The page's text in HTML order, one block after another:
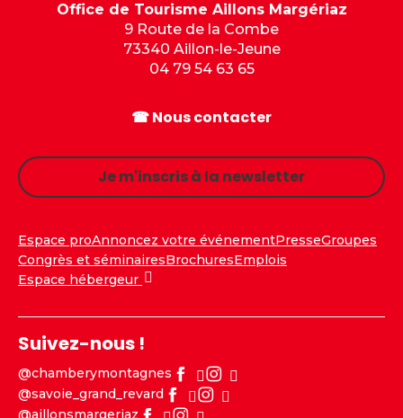
Office de Tourisme Aillons Margériaz
9 Route de la Combe
73340 Aillon-le-Jeune
04 79 54 63 65
☎ Nous contacter
Je m'inscris à la newsletter
Espace proAnnoncez votre événementPresseGroupes
Congrès et séminairesBrochuresEmplois
Espace hébergeur
Suivez-nous !
@chamberymontagnes
@savoie_grand_revard
@aillonsmargeriaz